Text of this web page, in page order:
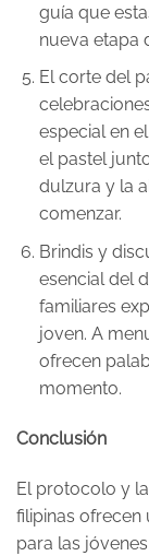
guía que
nueva etapa
El corte del
especial en
el pastel
dulzura y la
comenzar.
Brindis y
esencial del
familiares
joven. A
ofrecen
momento.
Conclusión
El protocolo y
filipinas ofrecen
para las